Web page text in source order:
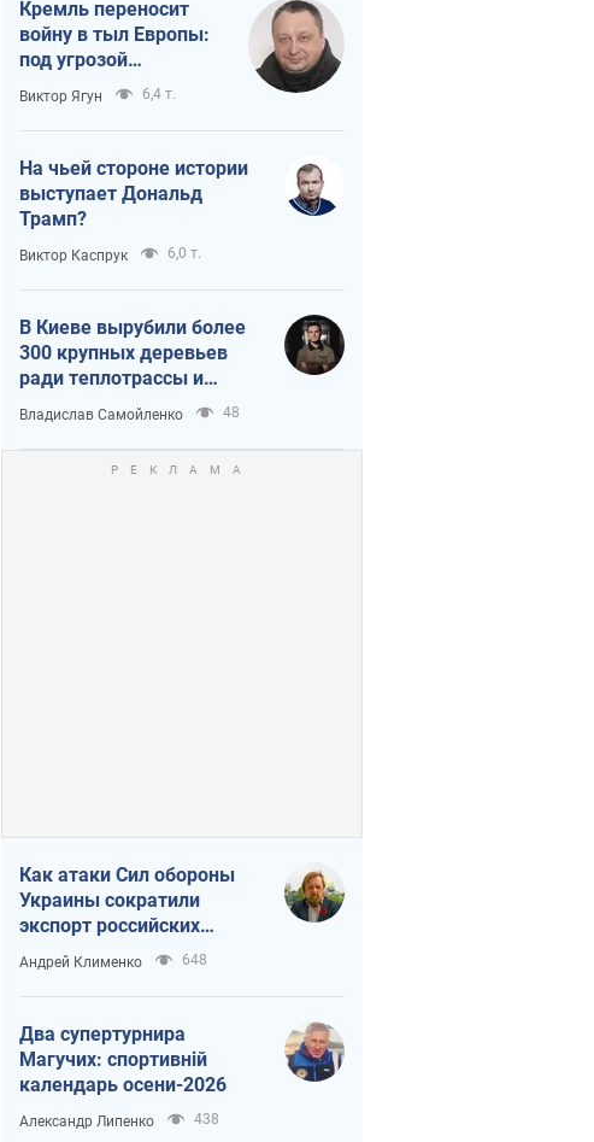
Кремль переносит
войну в тыл Европы:
под угрозой
критическая
логистика
Виктор Ягун 6,4 т.
На чьей стороне истории
выступает Дональд
Трамп?
Виктор Каспрук 6,0 т.
В Киеве вырубили более
300 крупных деревьев
ради теплотрассы и
вопреки Генплану
Владислав Самойленко 48
Как атаки Сил обороны
Украины сократили
экспорт российских
нефтепродуктов
Андрей Клименко 648
Два супертурнира
Магучих: спортивній
календарь осени-2026
Александр Липенко 438